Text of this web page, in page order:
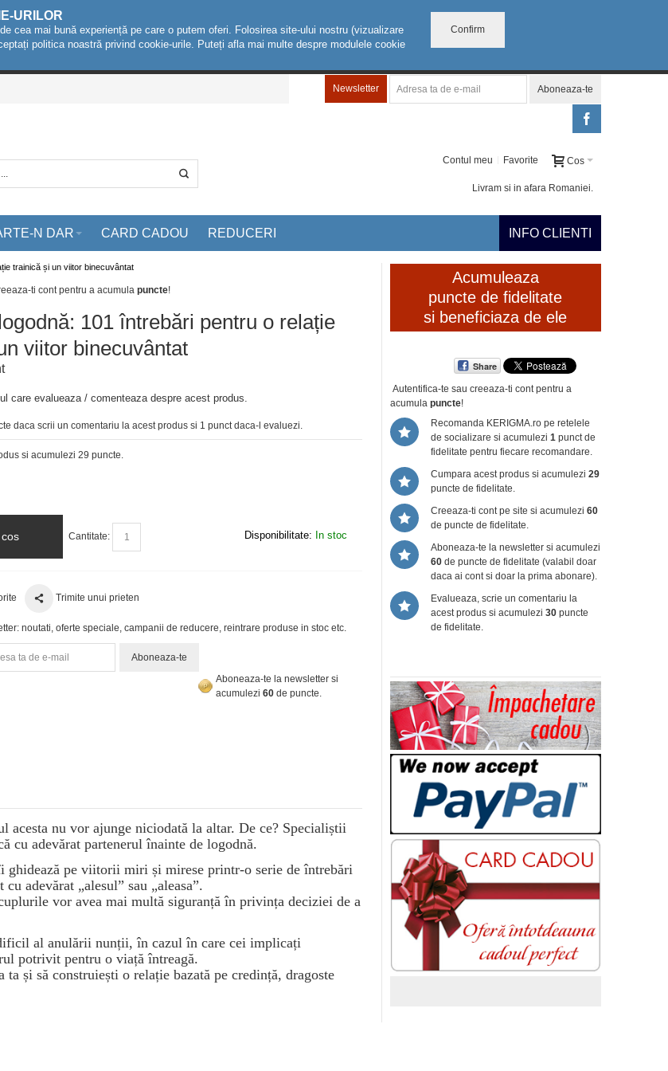
URILOR
cea mai bună experiență pe care o putem oferi. Folosirea site-ului nostru (vizualizare
politica noastră privind cookie-urile. Puteți afla mai multe despre modulele cookie
Confirm
Newsletter Aboneaza-te
Cos
Contul meu Favorite
Livram si in afara Romaniei.
N DAR CARD CADOU REDUCERI INFO CLIENTI
trainică și un viitor binecuvântat
ti cont pentru a acumula puncte!
101 întrebări pentru o relație
viitor binecuvântat
care evalueaza / comenteaza despre acest produs.
daca scrii un comentariu la acest produs si 1 punct daca-l evaluezi.
si acumulezi 29 puncte.
Cantitate: Disponibilitate: In stoc
Trimite unui prieten
noutati, oferte speciale, campanii de reducere, reintrare produse in stoc etc.
Aboneaza-te
Aboneaza-te la newsletter si
acumulezi 60de puncte.
Acumuleaza
puncte de fidelitate
si beneficiaza de ele
Share
Autentifica-te sau creeaza-ti contpentru a
acumula puncte!
Recomanda KERIGMA.ro pe retelele
de socializare si acumulezi 1 punct de
fidelitate pentru fiecare recomandare.
Cumpara acest produs si acumulezi 29
puncte de fidelitate.
Creeaza-ti cont pe site si acumulezi 60
de puncte de fidelitate.
Aboneaza-te la newsletter si acumulezi
60de puncte de fidelitate (valabil doar
daca ai cont si doar la prima abonare).
Evalueaza, scrie un comentariu la
acest produs si acumulezi 30puncte
de fidelitate.
nu vor ajunge niciodată la altar. De ce? Specialiștii
cu adevărat partenerul înainte de logodnă.
pe viitorii miri și mirese printr-o serie de întrebări
adevărat „alesul” sau „aleasa”.
vor avea mai multă siguranță în privința deciziei de a
al anulării nunții, în cazul în care cei implicați
potrivit pentru o viață întreagă.
și să construiești o relație bazată pe credință, dragoste